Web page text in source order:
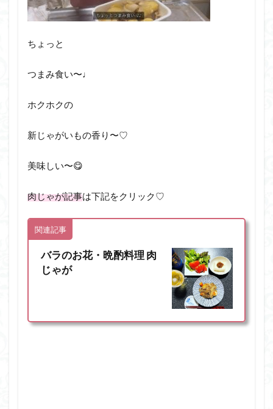
ちょっと
つまみ食い〜♩
ホクホクの
新じゃがいもの香り〜♡
美味しい〜😋
肉じゃが記事は下記をクリック♡
関連記事
バラのお花・晩酌料理 肉
じゃが